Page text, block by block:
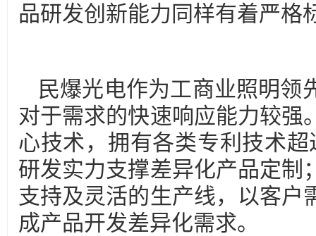
品研发创新能力同样有着严格
民爆光电作为工商业照明领
对于需求的快速响应能力较强
心技术，拥有各类专利技术
研发实力支撑差异化产品定制
支持及灵活的生产线，以客户
成产品开发差异化需求。